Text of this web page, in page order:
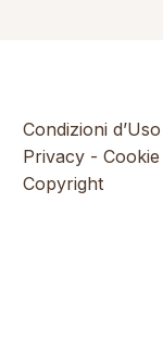
Condizioni d’Uso
Privacy - Cookie
Copyright